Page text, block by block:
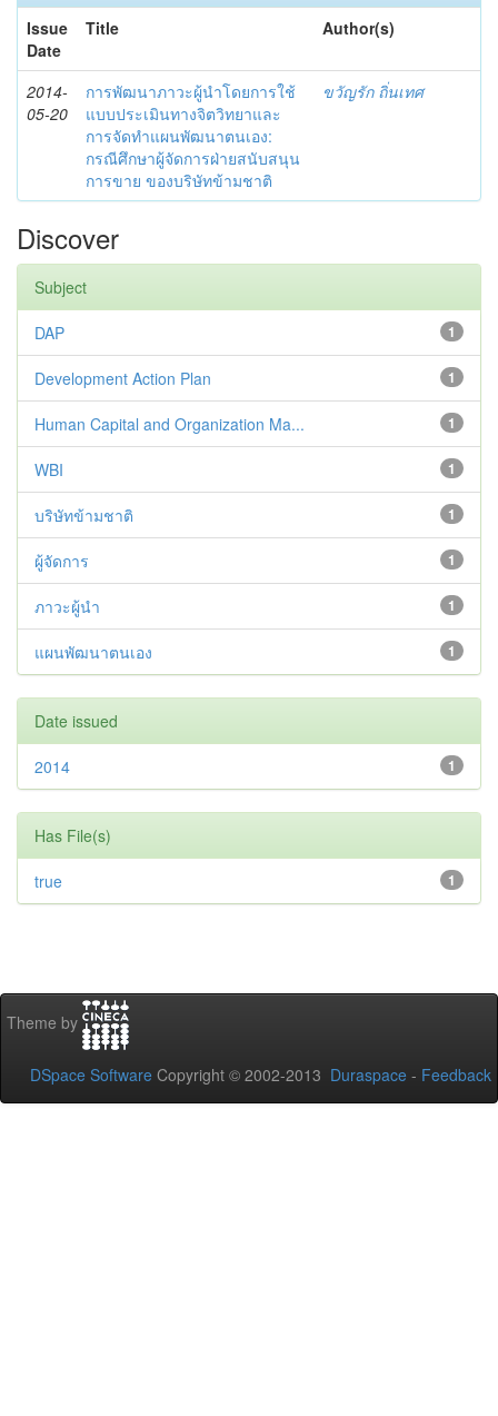
Issue
Date
Title Author(s)
2014-
05-20
การพัฒนาภาวะผู้นำโดยการใช้
แบบประเมินทางจิตวิทยาและ
การจัดทำแผนพัฒนาตนเอง:
กรณีศึกษาผู้จัดการฝ่ายสนับสนุน
การขาย ของบริษัทข้ามชาติ
ขวัญรัก ถิ่นเทศ
Discover
Subject
1
DAP
1
Development Action Plan
1
Human Capital and Organization Ma...
1
WBI
1
บริษัทข้ามชาติ
1
ผู้จัดการ
1
ภาวะผู้นำ
1
แผนพัฒนาตนเอง
Date issued
1
2014
Has File(s)
1
true
Theme by
DSpace Software Copyright © 2002-2013 Duraspace - Feedback